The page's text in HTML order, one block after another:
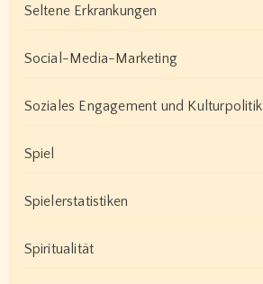
Seltene Erkrankungen
Social-Media-Marketing
Soziales Engagement und Kulturpolitik
Spiel
Spielerstatistiken
Spiritualität